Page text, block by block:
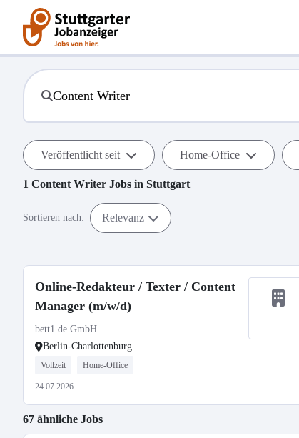
Veröffentlicht seit Home-Office
1 Content Writer Jobs in Stuttgart
Sortieren nach: Relevanz
Online-Redakteur / Texter / Content
Manager (m/w/d)
bett1.de GmbH
Berlin-Charlottenburg
Vollzeit Home-Office
24.07.2026
67 ähnliche Jobs